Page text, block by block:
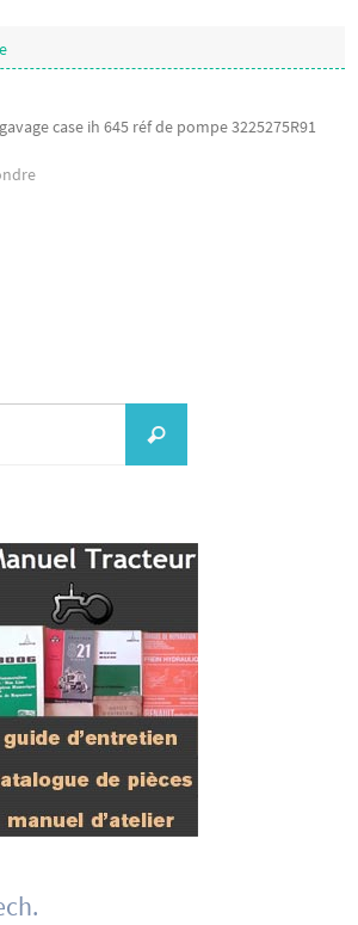
case ih 645 réf de pompe 3225275R91
Recherche